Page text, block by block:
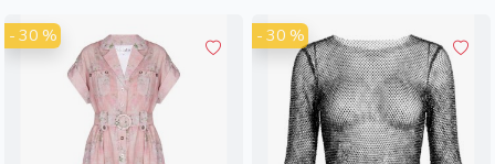
- 30 % - 30 %